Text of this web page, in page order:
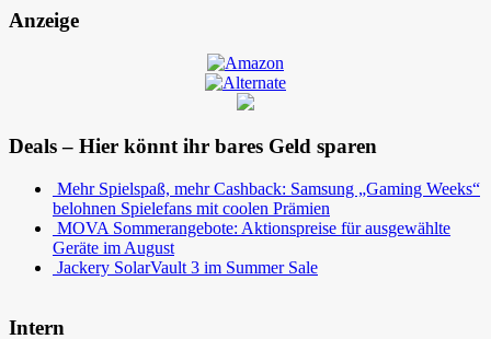
Anzeige
Deals – Hier könnt ihr bares Geld sparen
Mehr Spielspaß, mehr Cashback: Samsung „Gaming Weeks“
belohnen Spielefans mit coolen Prämien
MOVA Sommerangebote: Aktionspreise für ausgewählte
Geräte im August
Jackery SolarVault 3 im Summer Sale
Intern